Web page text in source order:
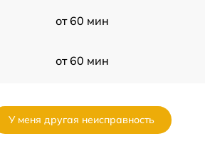
от 60 мин
от 60 мин
У меня другая неисправность